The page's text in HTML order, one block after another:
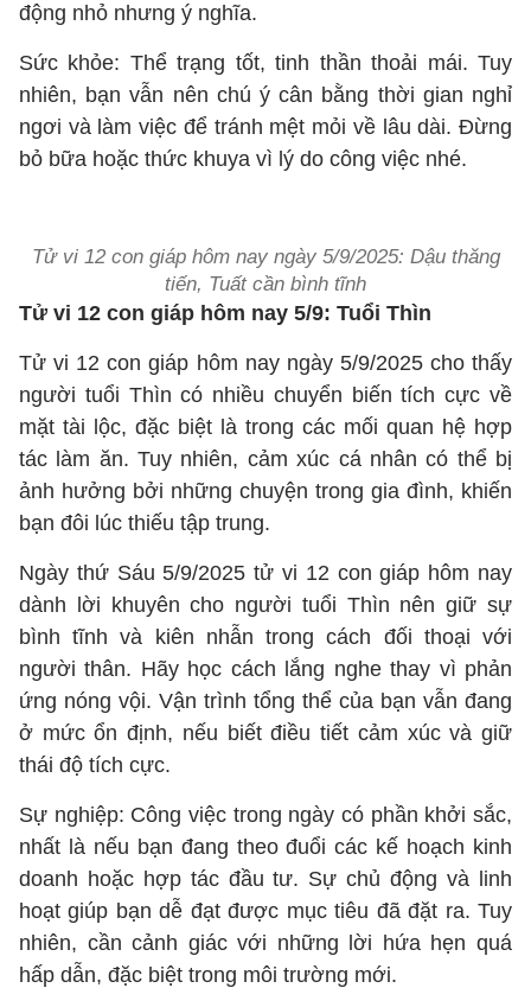
động nhỏ nhưng ý nghĩa.
Sức khỏe: Thể trạng tốt, tinh thần thoải mái. Tuy
nhiên, bạn vẫn nên chú ý cân bằng thời gian nghỉ
ngơi và làm việc để tránh mệt mỏi về lâu dài. Đừng
bỏ bữa hoặc thức khuya vì lý do công việc nhé.
Tử vi 12 con giáp hôm nay ngày 5/9/2025: Dậu thăng
tiến, Tuất cần bình tĩnh
Tử vi 12 con giáp hôm nay 5/9: Tuổi Thìn
Tử vi 12 con giáp hôm nay ngày 5/9/2025 cho thấy
người tuổi Thìn có nhiều chuyển biến tích cực về
mặt tài lộc, đặc biệt là trong các mối quan hệ hợp
tác làm ăn. Tuy nhiên, cảm xúc cá nhân có thể bị
ảnh hưởng bởi những chuyện trong gia đình, khiến
bạn đôi lúc thiếu tập trung.
Ngày thứ Sáu 5/9/2025 tử vi 12 con giáp hôm nay
dành lời khuyên cho người tuổi Thìn nên giữ sự
bình tĩnh và kiên nhẫn trong cách đối thoại với
người thân. Hãy học cách lắng nghe thay vì phản
ứng nóng vội. Vận trình tổng thể của bạn vẫn đang
ở mức ổn định, nếu biết điều tiết cảm xúc và giữ
thái độ tích cực.
Sự nghiệp: Công việc trong ngày có phần khởi sắc,
nhất là nếu bạn đang theo đuổi các kế hoạch kinh
doanh hoặc hợp tác đầu tư. Sự chủ động và linh
hoạt giúp bạn dễ đạt được mục tiêu đã đặt ra. Tuy
nhiên, cần cảnh giác với những lời hứa hẹn quá
hấp dẫn, đặc biệt trong môi trường mới.